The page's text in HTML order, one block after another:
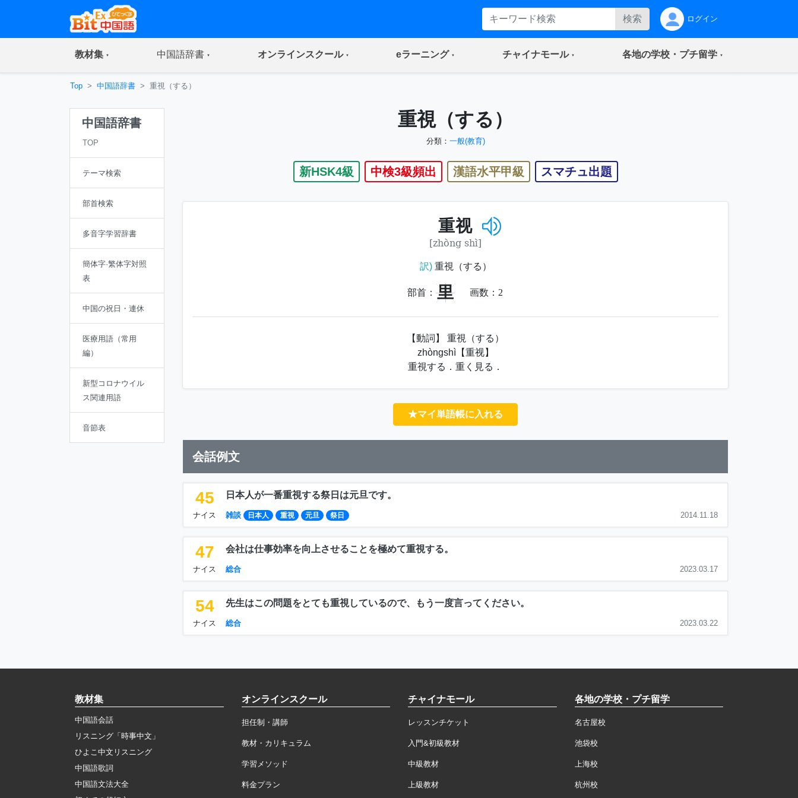
検索 ログイン
教材集(current) 中国語辞書(current) オンラインスクール(current) eラーニング(current) チャイナモール(current) 各地の学校・プチ留学(current)
Top 中国語辞書 重視（する）
中国語辞書
TOP
テーマ検索
部首検索
多音字学習辞書
簡体字·繁体字対照
表
中国の祝日・連休
医療用語（常用
編）
新型コロナウイル
ス関連用語
音節表
重視（する）
分類： 一般(教育)
新HSK4級 中検3級頻出 漢語水平甲級 スマチュ出題
重视
[zhòng shì]
訳)重視（する）
部首： 里 画数： 2
【動詞】 重視（する）
zhòngshì【重视】
重視する．重く見る．
★マイ単語帳に入れる
会話例文
45
ナイス
日本人が一番重視する祭日は元旦です。
雑談 日本人 重視 元旦 祭日 2014.11.18
47
ナイス
会社は仕事効率を向上させることを極めて重視する。
総合 2023.03.17
54
ナイス
先生はこの問題をとても重視しているので、もう一度言ってください。
総合 2023.03.22
教材集
中国語会話
リスニング「時事中文」
ひよこ中文リスニング
中国語歌詞
中国語文法大全
オンラインスクール
担任制・講師
教材・カリキュラム
学習メソッド
料金プラン
チャイナモール
レッスンチケット
入門&初級教材
中級教材
上級教材
各地の学校・プチ留学
名古屋校
池袋校
上海校
杭州校